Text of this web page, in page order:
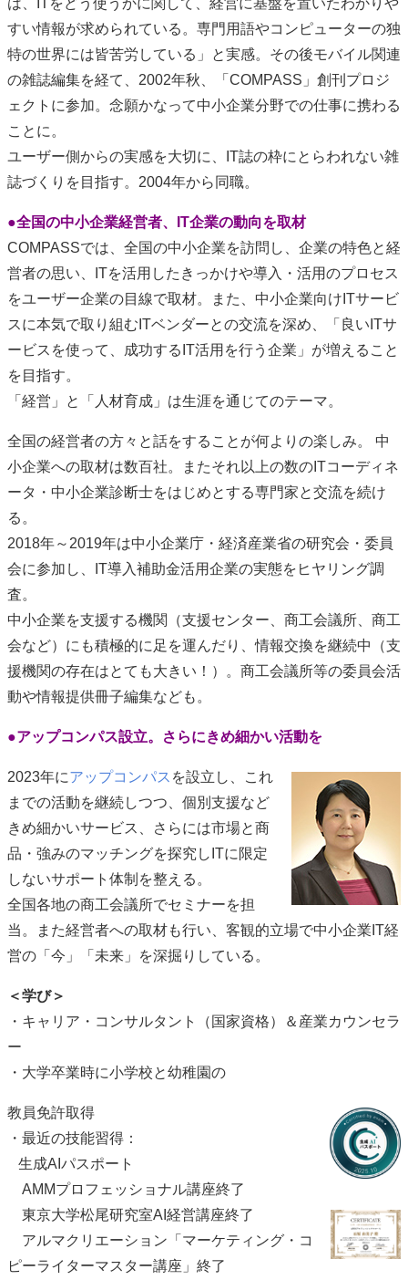
は、ITをどう使うかに関して、経営に基盤を置いたわかりや
すい情報が求められている。専門用語やコンピューターの独
特の世界には皆苦労している」と実感。その後モバイル関連
の雑誌編集を経て、2002年秋、「COMPASS」創刊プロジ
ェクトに参加。念願かなって中小企業分野での仕事に携わる
ことに。
ユーザー側からの実感を大切に、IT誌の枠にとらわれない雑
誌づくりを目指す。2004年から同職。
●全国の中小企業経営者、IT企業の動向を取材
COMPASSでは、全国の中小企業を訪問し、企業の特色と経
営者の思い、ITを活用したきっかけや導入・活用のプロセス
をユーザー企業の目線で取材。また、中小企業向けITサービ
スに本気で取り組むITベンダーとの交流を深め、「良いITサ
ービスを使って、成功するIT活用を行う企業」が増えること
を目指す。
「経営」と「人材育成」は生涯を通じてのテーマ。
全国の経営者の方々と話をすることが何よりの楽しみ。 中
小企業への取材は数百社。またそれ以上の数のITコーディネ
ータ・中小企業診断士をはじめとする専門家と交流を続け
る。
2018年～2019年は中小企業庁・経済産業省の研究会・委員
会に参加し、IT導入補助金活用企業の実態をヒヤリング調
査。
中小企業を支援する機関（支援センター、商工会議所、商工
会など）にも積極的に足を運んだり、情報交換を継続中（支
援機関の存在はとても大きい！）。商工会議所等の委員会活
動や情報提供冊子編集なども。
●アップコンパス設立。さらにきめ細かい活動を
2023年にアップコンパス を設立し、これ
までの活動を継続しつつ、個別支援など
きめ細かいサービス、さらには市場と商
品・強みのマッチングを探究しITに限定
しないサポート体制を整える。
全国各地の商工会議所でセミナーを担
当。また経営者への取材も行い、客観的立場で中小企業IT経
営の「今」「未来」を深掘りしている。
＜学び＞
・キャリア・コンサルタント（国家資格）＆産業カウンセラ
ー
・大学卒業時に小学校と幼稚園の
教員免許取得
・最近の技能習得：
生成AIパスポート
AMMプロフェッショナル講座終了
東京大学松尾研究室AI経営講座終了
アルマクリエーション「マーケティング・コ
ピーライターマスター講座」終了